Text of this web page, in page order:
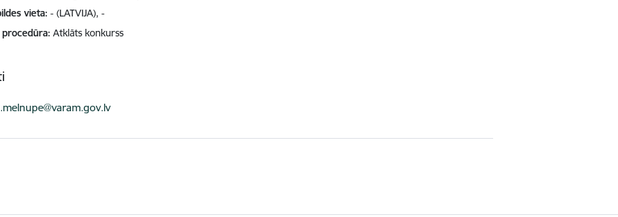
vieta - (LATVIJA), -
Atklāts konkurss